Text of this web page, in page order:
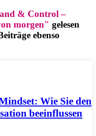
& Control –
morgen" gelesen
ebenso
Wie Sie den
beeinflussen